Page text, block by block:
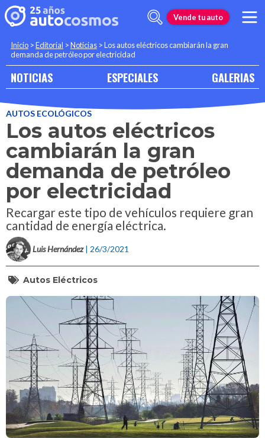
Vende tu auto
Inicio >Editorial >Noticias >Los autos eléctricos cambiarán la gran
demanda de petróleo por electricidad
NOTICIAS ESPECIALES GALERIAS
AUTOS ECOLÓGICOS
Los autos eléctricos
cambiarán la gran
demanda de petróleo
por electricidad
Recargar este tipo de vehículos requiere gran
cantidad de energía eléctrica.
Luis Hernández | 26/3/2021
Autos Eléctricos